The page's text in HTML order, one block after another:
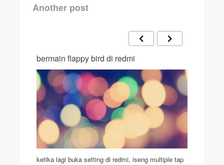
Another post
bermain flappy bird di redmi
ketika lagi buka setting di redmi, iseng multiple tap